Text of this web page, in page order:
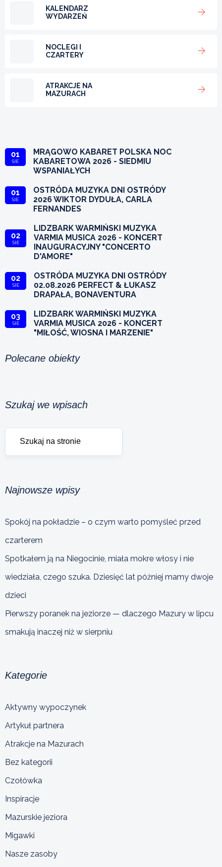
KALENDARZ
WYDARZEŃ
NOCLEGI I
CZARTERY
ATRAKCJE NA
MAZURACH
01
SIE
MRĄGOWO KABARET POLSKA NOC
KABARETOWA 2026 - SIEDMIU
WSPANIAŁYCH
01
SIE
OSTRÓDA MUZYKA DNI OSTRÓDY
2026 WIKTOR DYDUŁA, CARLA
FERNANDES
02
SIE
LIDZBARK WARMIŃSKI MUZYKA
VARMIA MUSICA 2026 - KONCERT
INAUGURACYJNY "CONCERTO
D'AMORE"
02
SIE
OSTRÓDA MUZYKA DNI OSTRÓDY
02.08.2026 PERFECT & ŁUKASZ
DRAPAŁA, BONAVENTURA
03
SIE
LIDZBARK WARMIŃSKI MUZYKA
VARMIA MUSICA 2026 - KONCERT
"MIŁOŚĆ, WIOSNA I MARZENIE"
Polecane obiekty
Szukaj we wpisach
Najnowsze wpisy
Spokój na pokładzie – o czym warto pomyśleć przed
czarterem
Spotkałem ją na Niegocinie, miała mokre włosy i nie
wiedziała, czego szuka. Dziesięć lat później mamy dwoje
dzieci
Pierwszy poranek na jeziorze — dlaczego Mazury w lipcu
smakują inaczej niż w sierpniu
Kategorie
Aktywny wypoczynek
Artykuł partnera
Atrakcje na Mazurach
Bez kategorii
Czołówka
Inspiracje
Mazurskie jeziora
Migawki
Nasze zasoby